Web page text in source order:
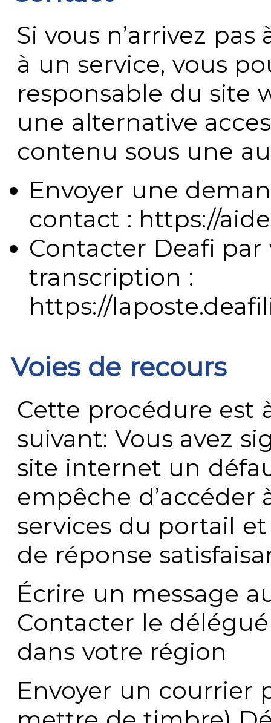
Si vous n’arrivez
à un service, vous
responsable du site
une alternative
contenu sous une
Envoyer une
contact : https://
Contacter Deafi
transcription :
https://
Voies de recours
Cette procédure est
suivant: Vous avez
site internet un
empêche
services du portail
de réponse
Écrire un message
Contacter le
dans votre région
Envoyer un courrier